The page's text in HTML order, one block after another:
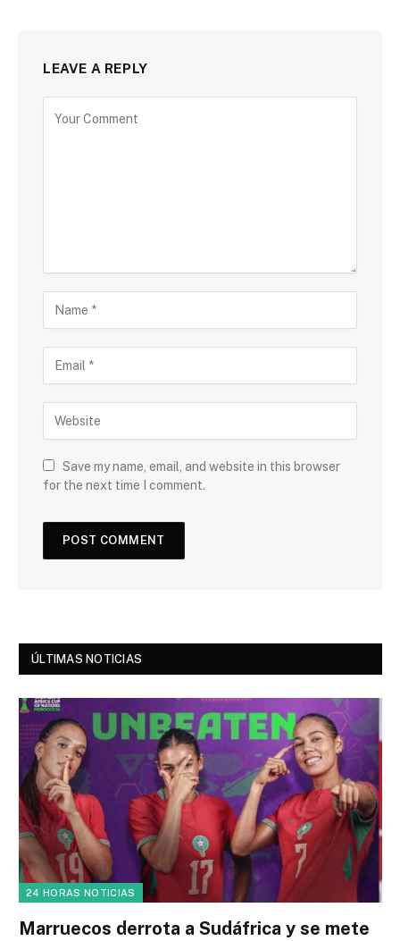
LEAVE A REPLY
Save my name, email, and website in this browser
for the next time I comment.
ÚLTIMAS NOTICIAS
24 HORAS NOTICIAS
Marruecos derrota a Sudáfrica y se mete